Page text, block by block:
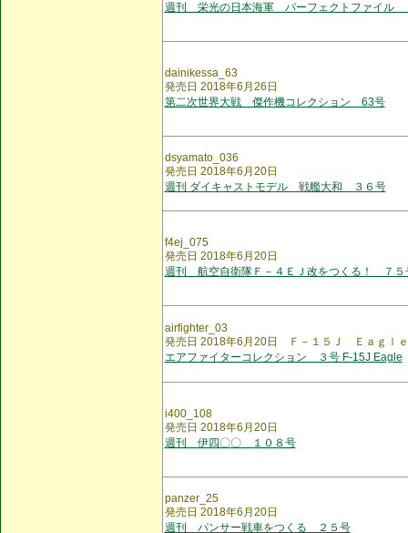
週刊 栄光の日本海軍 パーフェクトファイル
dainikessa_63
発売日 2018年6月26日
第二次世界大戦 傑作機コレクション 63号
dsyamato_036
発売日 2018年6月20日
週刊 ダイキャストモデル 戦艦大和 ３６号
f4ej_075
発売日 2018年6月20日
週刊 航空自衛隊Ｆ－４ＥＪ改をつくる！ ７５
airfighter_03
発売日 2018年6月20日 Ｆ－１５Ｊ Ｅａｇｌｅ
エアファイターコレクション ３号 F-15J Eagle
i400_108
発売日 2018年6月20日
週刊 伊四〇〇 １０８号
panzer_25
発売日 2018年6月20日
週刊 パンサー戦車をつくる ２５号